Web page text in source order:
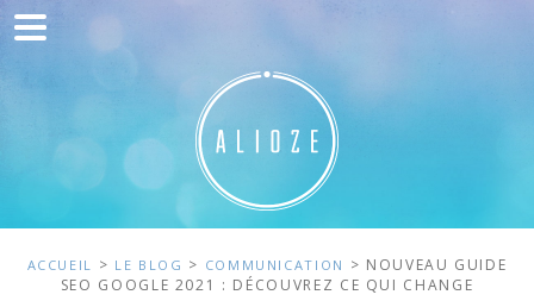
Accueil
Développement web
Acquisition de trafic
Clients
ACCUEIL > LE BLOG > COMMUNICATION > NOUVEAU GUIDE
SEO GOOGLE 2021 : DÉCOUVREZ CE QUI CHANGE